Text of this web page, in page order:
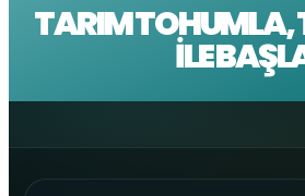
TARIM TOHUMLA,
İLE